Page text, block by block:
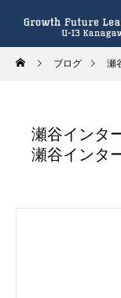
ブログ 瀬
瀬谷インタ
瀬谷インタ